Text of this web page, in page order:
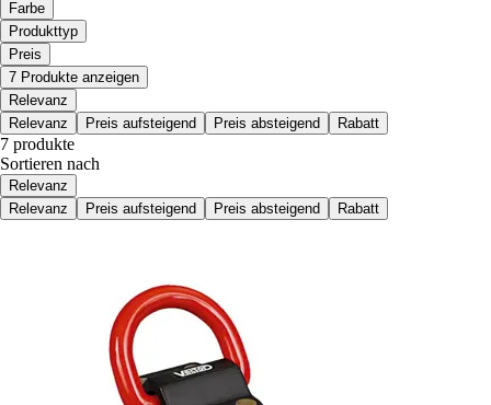
Farbe
Produkttyp
Preis
7 Produkte anzeigen
Relevanz
Relevanz
Preis aufsteigend Preis absteigend Rabatt
7 produkte
Sortieren nach
Relevanz
Relevanz
Preis aufsteigend Preis absteigend Rabatt